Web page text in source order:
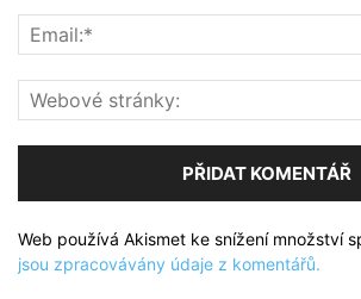
Web používá Akismet ke snížení množství
jsou zpracovávány údaje z komentářů.